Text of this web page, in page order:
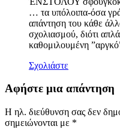
… τα υπόλοιπα-όσα
απάντηση του κάθε
σχολιασμού, διότι
καθομιλουμένη
Σχολιάστε
Αφήστε μια απάντηση
Η ηλ. διεύθυνση σας δεν
σημειώνονται με *